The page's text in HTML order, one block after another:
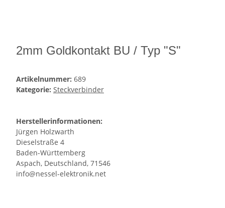
2mm Goldkontakt BU / Typ "S"
Artikelnummer: 689
Kategorie: Steckverbinder
Herstellerinformationen:
Jürgen Holzwarth
Dieselstraße 4
Baden-Württemberg
Aspach, Deutschland, 71546
info@nessel-elektronik.net